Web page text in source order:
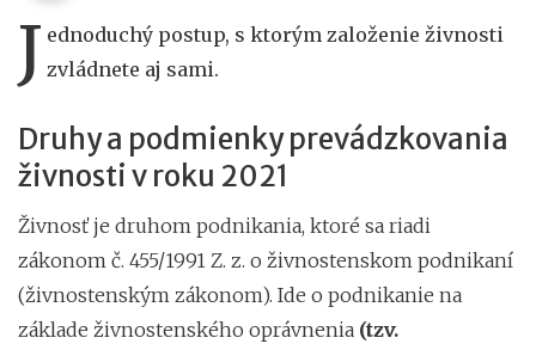
J ednoduchý postup, s ktorým založenie živnosti
zvládnete aj sami.
Druhy a podmienky prevádzkovania
živnosti v roku 2021
Živnosť je druhom podnikania, ktoré sa riadi
zákonom č. 455/1991 Z. z. o živnostenskom podnikaní
(živnostenským zákonom). Ide o podnikanie na
základe živnostenského oprávnenia (tzv.